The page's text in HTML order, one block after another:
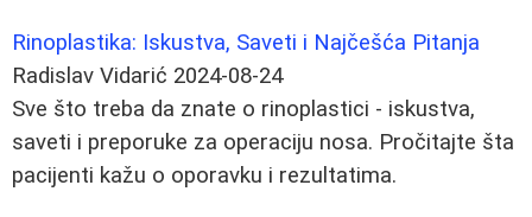
Rinoplastika: Iskustva, Saveti i Najčešća Pitanja
Radislav Vidarić 2024-08-24
Sve što treba da znate o rinoplastici - iskustva,
saveti i preporuke za operaciju nosa. Pročitajte šta
pacijenti kažu o oporavku i rezultatima.